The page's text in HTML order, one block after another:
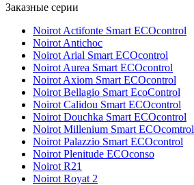
Заказные серии
Noirot Actifonte Smart ECOcontrol
Noirot Antichoc
Noirot Arial Smart ECOcontrol
Noirot Aurea Smart ECOcontrol
Noirot Axiom Smart ECOcontrol
Noirot Bellagio Smart EcoControl
Noirot Calidou Smart ECOcontrol
Noirot Douchka Smart ECOcontrol
Noirot Millenium Smart ECOcomtrol
Noirot Palazzio Smart ECOcontrol
Noirot Plenitude ECOconso
Noirot R21
Noirot Royat 2